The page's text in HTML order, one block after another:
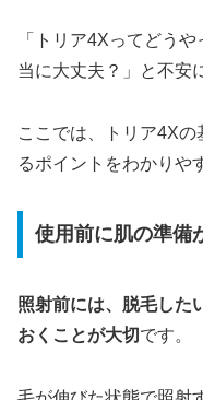
「トリア4Xってどう
当に大丈夫？」と不安
ここでは、トリア4X
るポイントをわかりや
使用前に肌の準備
照射前には、脱毛した
おくことが大切 です。